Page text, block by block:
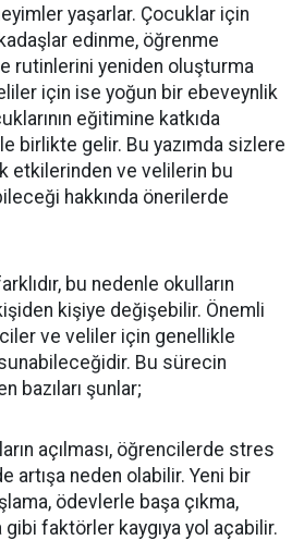
yaşarlar. Çocuklar için
edinme, öğrenme
rutinlerini yeniden oluşturma
için ise yoğun bir ebeveynlik
eğitimine katkıda
birlikte gelir. Bu yazımda sizlere
etkilerinden ve velilerin bu
hakkında önerilerde
bu nedenle okulların
kişiye değişebilir. Önemli
ve veliler için genellikle
Bu sürecin
bazıları şunlar;
açılması, öğrencilerde stres
artışa neden olabilir. Yeni bir
ödevlerle başa çıkma,
gibi faktörler kaygıya yol açabilir.